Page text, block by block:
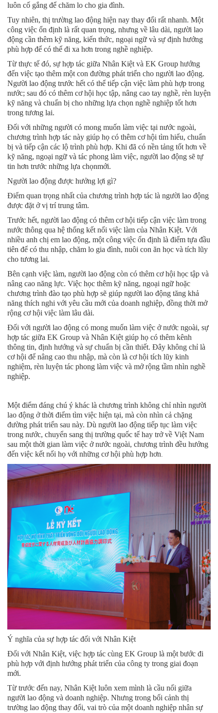
luôn cố gắng để chăm lo cho gia đình.
Tuy nhiên, thị trường lao động hiện nay thay đổi rất nhanh. Một
công việc ổn định là rất quan trọng, nhưng về lâu dài, người lao
động cần thêm kỹ năng, kiến thức, ngoại ngữ và sự định hướng
phù hợp để có thể đi xa hơn trong nghề nghiệp.
Từ thực tế đó, sự hợp tác giữa Nhân Kiệt và EK Group hướng
đến việc tạo thêm một con đường phát triển cho người lao động.
Người lao động trước hết có thể tiếp cận việc làm phù hợp trong
nước; sau đó có thêm cơ hội học tập, nâng cao tay nghề, rèn luyện
kỹ năng và chuẩn bị cho những lựa chọn nghề nghiệp tốt hơn
trong tương lai.
Đối với những người có mong muốn làm việc tại nước ngoài,
chương trình hợp tác này giúp họ có thêm cơ hội tìm hiểu, chuẩn
bị và tiếp cận các lộ trình phù hợp. Khi đã có nền tảng tốt hơn về
kỹ năng, ngoại ngữ và tác phong làm việc, người lao động sẽ tự
tin hơn trước những lựa chọnmới.
Người lao động được hưởng lợi gì?
Điểm quan trọng nhất của chương trình hợp tác là người lao động
được đặt ở vị trí trung tâm.
Trước hết, người lao động có thêm cơ hội tiếp cận việc làm trong
nước thông qua hệ thống kết nối việc làm của Nhân Kiệt. Với
nhiều anh chị em lao động, một công việc ổn định là điểm tựa đầu
tiên để có thu nhập, chăm lo gia đình, nuôi con ăn học và tích lũy
cho tương lai.
Bên cạnh việc làm, người lao động còn có thêm cơ hội học tập và
nâng cao năng lực. Việc học thêm kỹ năng, ngoại ngữ hoặc
chương trình đào tạo phù hợp sẽ giúp người lao động tăng khả
năng thích nghi với yêu cầu mới của doanh nghiệp, đồng thời mở
rộng cơ hội việc làm lâu dài.
Đối với người lao động có mong muốn làm việc ở nước ngoài, sự
hợp tác giữa EK Group và Nhân Kiệt giúp họ có thêm kênh
thông tin, định hướng và sự chuẩn bị cần thiết. Đây không chỉ là
cơ hội để nâng cao thu nhập, mà còn là cơ hội tích lũy kinh
nghiệm, rèn luyện tác phong làm việc và mở rộng tầm nhìn nghề
nghiệp.
Một điểm đáng chú ý khác là chương trình không chỉ nhìn người
lao động ở thời điểm tìm việc hiện tại, mà còn nhìn cả chặng
đường phát triển sau này. Dù người lao động tiếp tục làm việc
trong nước, chuyển sang thị trường quốc tế hay trở về Việt Nam
sau một thời gian làm việc ở nước ngoài, chương trình đều hướng
đến việc kết nối họ với những cơ hội phù hợp hơn
Ý nghĩa của sự hợp tác đối với Nhân Kiệt
Đối với Nhân Kiệt, việc hợp tác cùng EK Group là một bước đi
phù hợp với định hướng phát triển của công ty trong giai đoạn
mới.
Từ trước đến nay, Nhân Kiệt luôn xem mình là cầu nối giữa
người lao động và doanh nghiệp. Nhưng trong bối cảnh thị
trường lao động thay đổi, vai trò của một doanh nghiệp nhân sự